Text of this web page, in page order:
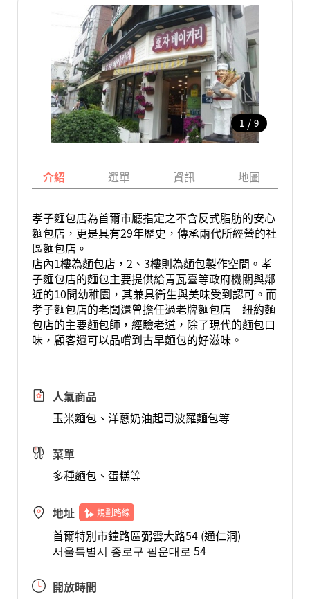
1 / 9
介紹 選單 資訊 地圖
孝子麵包店為首爾市廳指定之不含反式脂肪的安心
麵包店，更是具有29年歷史，傳承兩代所經營的社
區麵包店。
店內1樓為麵包店，2、3樓則為麵包製作空間。孝
子麵包店的麵包主要提供給青瓦臺等政府機關與鄰
近的10間幼稚園，其兼具衛生與美味受到認可。而
孝子麵包店的老闆還曾擔任過老牌麵包店─紐約麵
包店的主要麵包師，經驗老道，除了現代的麵包口
味，顧客還可以品嚐到古早麵包的好滋味。
人氣商品
玉米麵包、洋蔥奶油起司波羅麵包等
菜單
多種麵包、蛋糕等
地址 規劃路線
首爾特別市鐘路區弼雲大路54 (通仁洞)
서울특별시 종로구 필운대로 54
開放時間